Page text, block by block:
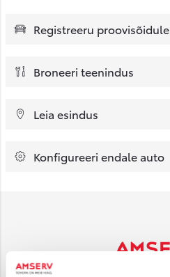
Registreeru proovisõidule
Broneeri teenindus
Leia esindus
Konfigureeri endale auto